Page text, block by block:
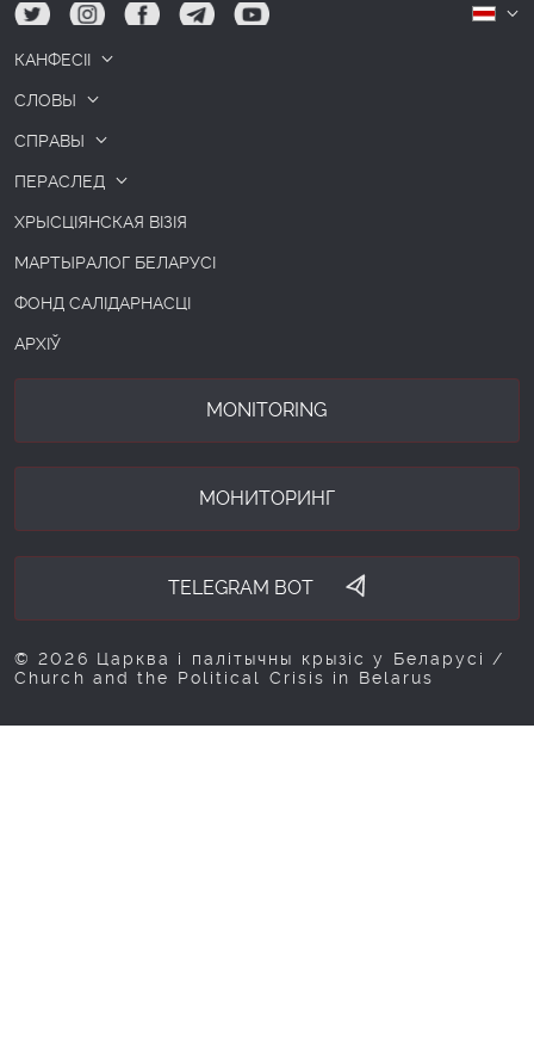
tw ig fb tg yt
КАНФЕСІІ
СЛОВЫ
СПРАВЫ
ПЕРАСЛЕД
ХРЫСЦІЯНСКАЯ ВІЗІЯ
МАРТЫРАЛОГ БЕЛАРУСІ
ФОНД САЛІДАРНАСЦІ
АРХІЎ
MONITORING
МОНИТОРИНГ
TELEGRAM BOT
© 2026 Царква і палітычны крызіс у Беларусі /
Church and the Political Crisis in Belarus